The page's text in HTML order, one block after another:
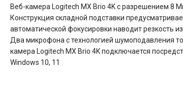
Веб-камера Logitech MX Brio 4K с разрешением 8
Конструкция складной подставки
автоматической фокусировки наводит резкость
Два микрофона с технологией шумоподавления
камера Logitech MX Brio 4K подключается
Windows 10, 11